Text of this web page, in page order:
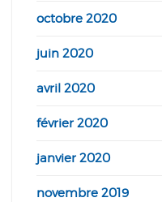
octobre 2020
juin 2020
avril 2020
février 2020
janvier 2020
novembre 2019